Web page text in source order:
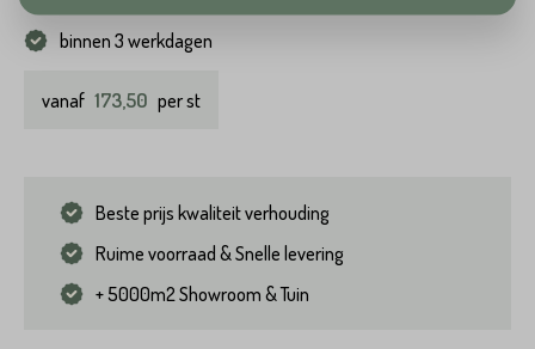
binnen 3 werkdagen
vanaf 173,50 per st
Beste prijs kwaliteit verhouding
Ruime voorraad & Snelle levering
+ 5000m2 Showroom & Tuin